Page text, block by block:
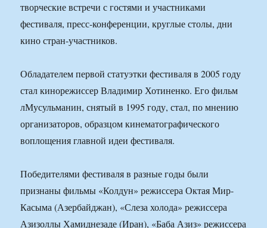
творческие встречи с гостями и участниками
фестиваля, пресс-конференции, круглые столы, дни
кино стран-участников.
Обладателем первой статуэтки фестиваля в 2005 году
стал кинорежиссер Владимир Хотиненко. Его фильм
лМусульманин, снятый в 1995 году, стал, по мнению
организаторов, образцом кинематографического
воплощения главной идеи фестиваля.
Победителями фестиваля в разные годы были
признаны фильмы «Колдун» режиссера Октая Мир-
Касыма (Азербайджан), «Слеза холода» режиссера
Азизоллы Хамиднезаде (Иран), «Баба Азиз» режиссера